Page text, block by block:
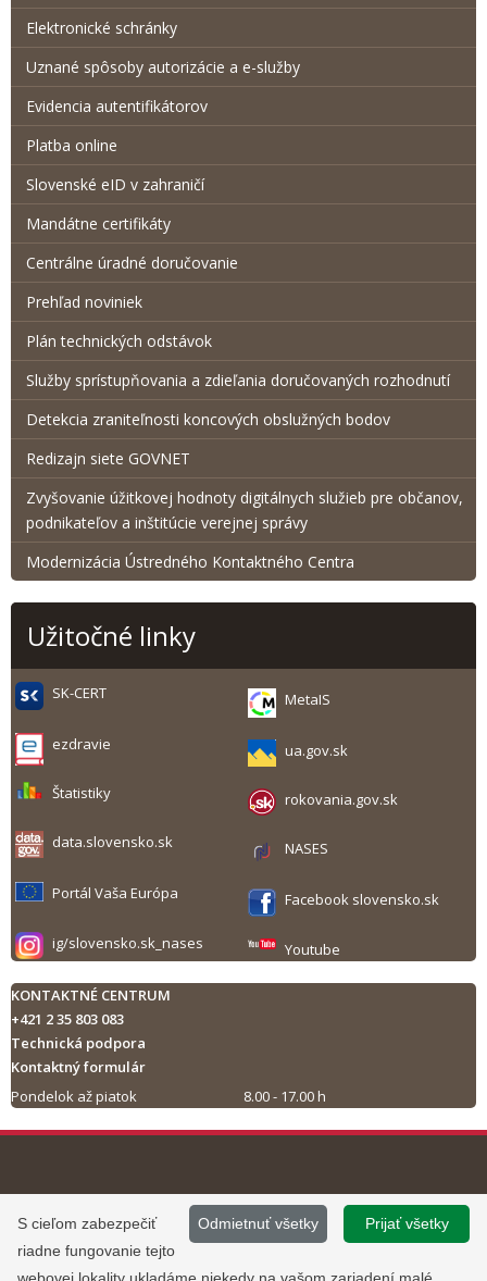
Elektronické schránky
Uznané spôsoby autorizácie a e-služby
Evidencia autentifikátorov
Platba online
Slovenské eID v zahraničí
Mandátne certifikáty
Centrálne úradné doručovanie
Prehľad noviniek
Plán technických odstávok
Služby sprístupňovania a zdieľania doručovaných rozhodnutí
Detekcia zraniteľnosti koncových obslužných bodov
Redizajn siete GOVNET
Zvyšovanie úžitkovej hodnoty digitálnych služieb pre občanov,
podnikateľov a inštitúcie verejnej správy
Modernizácia Ústredného Kontaktného Centra
Užitočné linky
SK-CERT MetaIS
ezdravie ua.gov.sk
Štatistiky rokovania.gov.sk
data.slovensko.sk NASES
Portál Vaša Európa Facebook slovensko.sk
ig/slovensko.sk_nases Youtube
KONTAKTNÉ CENTRUM
+421 2 35 803 083
Technická podpora
Kontaktný formulár
Pondelok až piatok
8.00 - 17.00 h
Tlač obsahu
©2013 - 2026, Slovensko.sk
Informácie zverejnené na portáli
majú informatívny charakter.
Prevádzku stránky
www.slovensko.sk a správu jej
obsahu zabezpečuje
Prijať všetky
Odmietnuť všetky
S cieľom zabezpečiť
riadne fungovanie tejto